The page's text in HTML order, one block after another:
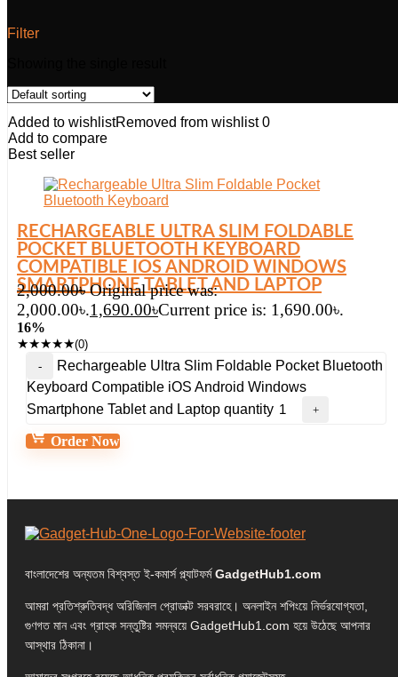
Filter
Added to wishlistRemoved from wishlist 0
Add to compare
Best seller
RECHARGEABLE ULTRA SLIM FOLDABLE
POCKET BLUETOOTH KEYBOARD
COMPATIBLE IOS ANDROID WINDOWS
SMARTPHONE TABLET AND LAPTOP
2,000.00৳ Original price was:
2,000.00৳.1,690.00৳Current price is: 1,690.00৳.
16%
★★★★★(0)
Rechargeable Ultra Slim Foldable Pocket Bluetooth
Keyboard Compatible iOS Android Windows
Smartphone Tablet and Laptop quantity
Order Now
বাংলাদেশের অন্যতম বিশ্বস্ত ই-কমার্স প্ল্যাটফর্মGadgetHub1.com
আমরা প্রতিশ্রুতিবদ্ধ অরিজিনাল প্রোডাক্ট সরবরাহে। অনলাইন শপিংয়ে নির্ভরযোগ্যতা,
গুণগত মান এবং গ্রাহক সন্তুষ্টির সমন্বয়ে GadgetHub1.com হয়ে উঠেছে আপনার
আস্থার ঠিকানা।